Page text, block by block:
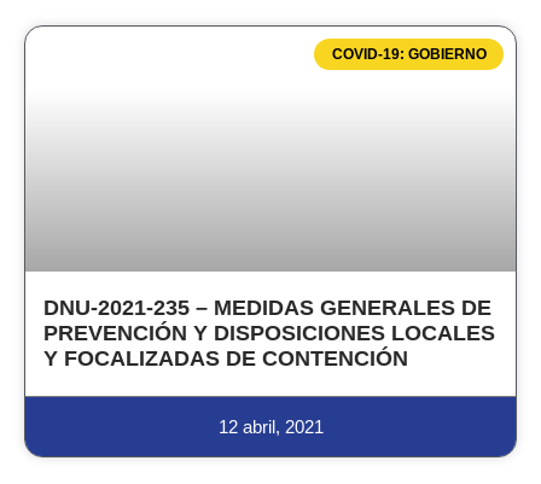
COVID-19: GOBIERNO
DNU-2021-235 – MEDIDAS GENERALES DE
PREVENCIÓN Y DISPOSICIONES LOCALES
Y FOCALIZADAS DE CONTENCIÓN
12 abril, 2021